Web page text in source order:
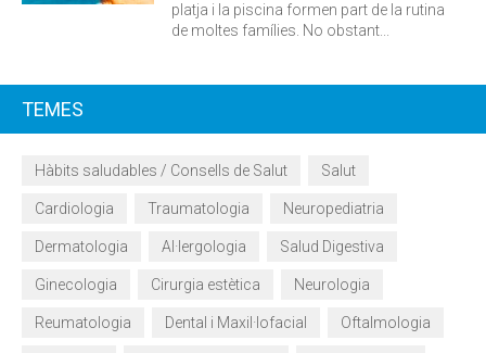
platja i la piscina formen part de la rutina
de moltes famílies. No obstant...
TEMES
Hàbits saludables / Consells de Salut Salut
Cardiologia Traumatologia Neuropediatria
Dermatologia Al·lergologia Salud Digestiva
Ginecologia Cirurgia estètica Neurologia
Reumatologia Dental i Maxil·lofacial Oftalmologia